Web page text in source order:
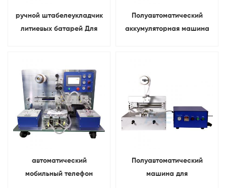
ручной штабелеукладчик
литиевых батарей Для
Полуавтоматический
аккумуляторная машина
исследования
автоматический
мобильный телефон
Полуавтоматический
машина для